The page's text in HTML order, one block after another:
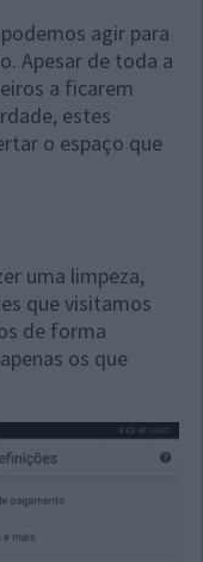
agir para
Apesar de toda a
a ficarem
estes
o espaço que
uma limpeza,
que visitamos
de forma
os que